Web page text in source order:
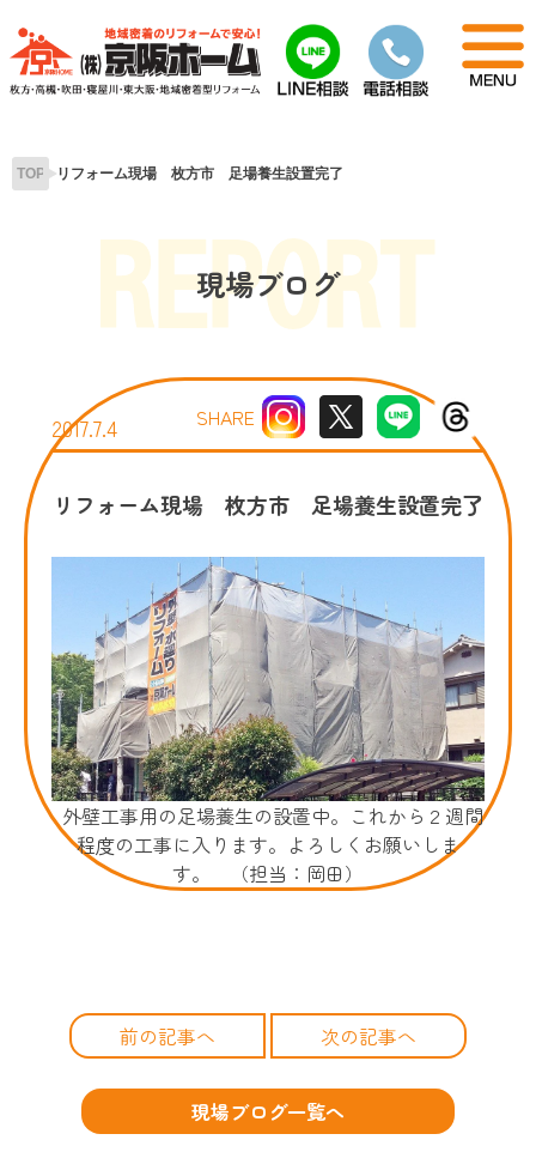
content
TOP リフォーム現場 枚方市 足場養生設置完了
現場ブログ
2017.7.4 SHARE
リフォーム現場 枚方市 足場養生設置完了
外壁工事用の足場養生の設置中。これから２週間
程度の工事に入ります。よろしくお願いしま
す。 （担当：岡田）
前の記事へ 次の記事へ
現場ブログ一覧へ